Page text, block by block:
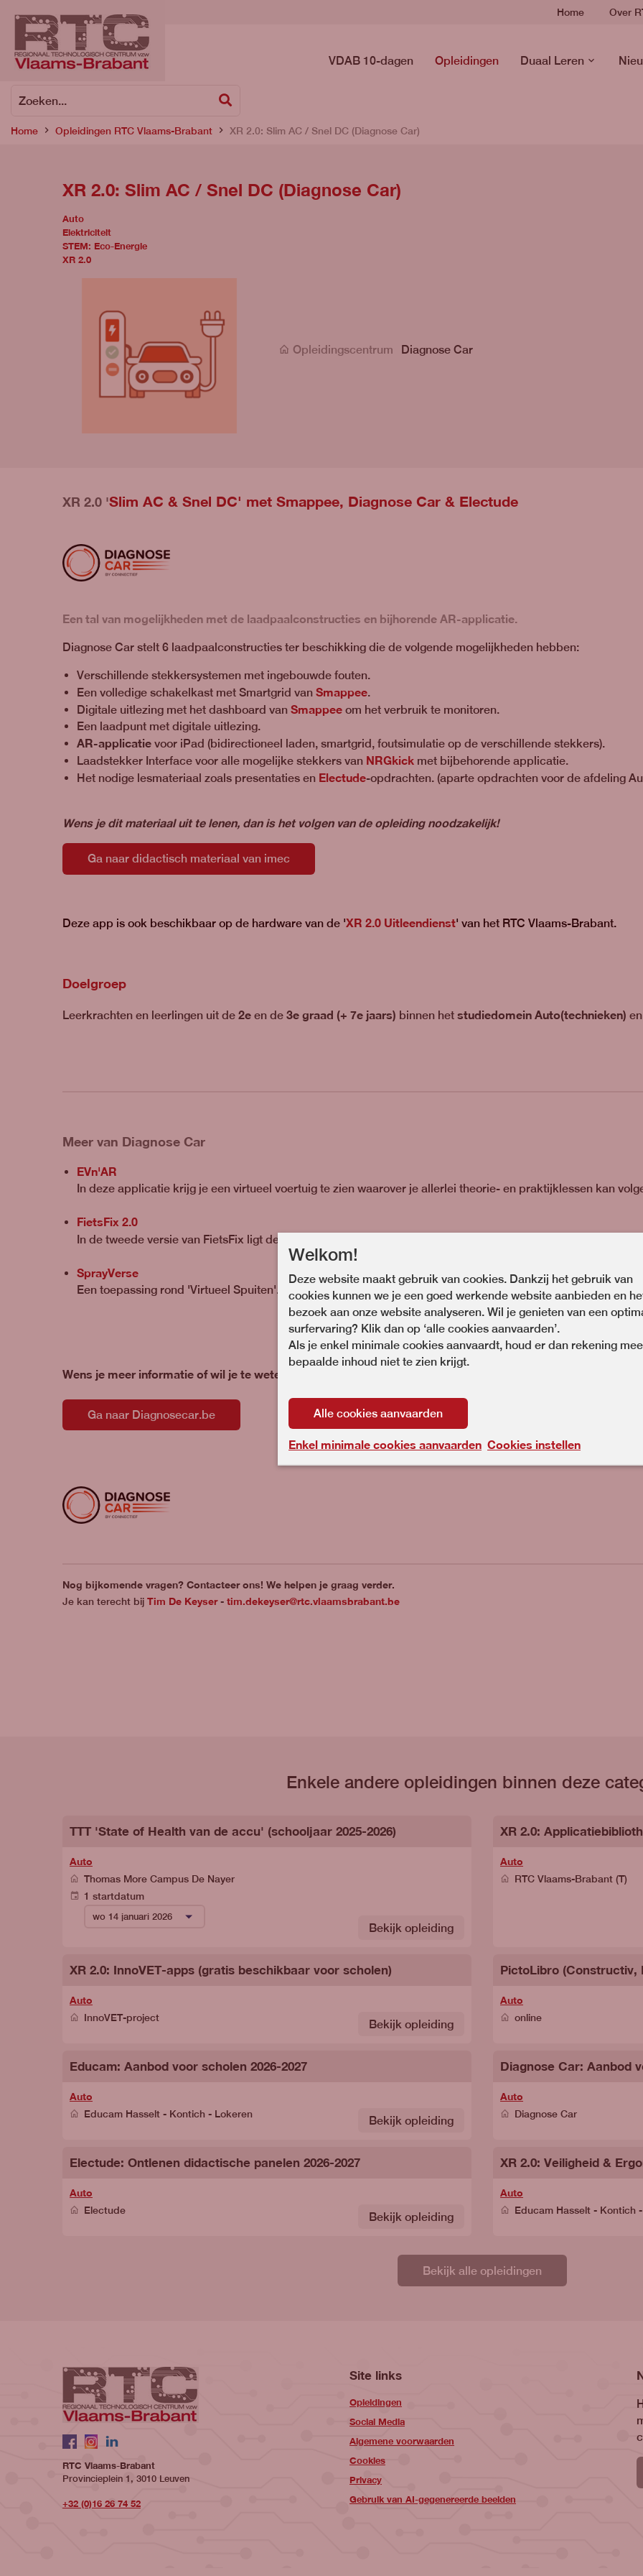
Home Over
VDAB 10-dagen Opleidingen Duaal Leren
Zoeken...
Home Opleidingen RTC Vlaams-Brabant XR 2.0: Slim AC / Snel DC (Diagnose Car)
XR 2.0: Slim AC / Snel DC (Diagnose Car)
Auto
Elektriciteit
STEM: Eco-Energie
XR 2.0
Opleidingscentrum Diagnose Car
XR 2.0 'Slim AC & Snel DC' met Smappee, Diagnose Car & Electude
Een tal van mogelijkheden met de laadpaalconstructies en bijhorende AR-applicatie.
Diagnose Car stelt 6 laadpaalconstructies ter beschikking die de volgende mogelijkheden hebben:
Verschillende stekkersystemen met ingebouwde fouten.
Een volledige schakelkast met Smartgrid van Smappee.
Digitale uitlezing met het dashboard van Smappee om het verbruik te monitoren.
Een laadpunt met digitale uitlezing.
AR-applicatie voor iPad (bidirectioneel laden, smartgrid, foutsimulatie op de verschillende stekkers).
Laadstekker Interface voor alle mogelijke stekkers van NRGkick met bijbehorende applicatie.
Het nodige lesmateriaal zoals presentaties en Electude-opdrachten. (aparte opdrachten voor de afdeling
Wens je dit materiaal uit te lenen, dan is het volgen van de opleiding noodzakelijk!
Ga naar didactisch materiaal van imec
Deze app is ook beschikbaar op de hardware van de 'XR 2.0 Uitleendienst' van het RTC Vlaams-Brabant.
Doelgroep
Leerkrachten en leerlingen uit de 2e en de 3e graad (+ 7e jaars) binnen het studiedomein Auto(technieken) en
Meer van Diagnose Car
EVn'AR
In deze applicatie krijg je een virtueel voertuig te zien waarover je allerlei theorie- en praktijklessen kan
FietsFix 2.0
In de tweede versie van FietsFix ligt de
SprayVerse
Een toepassing rond 'Virtueel Spuiten'.
Wens je meer informatie of wil je te weten komen wat Diagnose Car voor jou als school of bedrijfspartner
Ga naar Diagnosecar.be
Nog bijkomende vragen? Contacteer ons! We helpen je graag verder.
Je kan terecht bij Tim De Keyser- tim.dekeyser@rtc.vlaamsbrabant.be
Enkele andere opleidingen binnen deze
TTT 'State of Health van de accu' (schooljaar 2025-2026)
Auto
Thomas More Campus De Nayer
1 startdatum
Bekijk opleiding
XR 2.0:
Auto
RTC Vlaams-Brabant (T)
XR 2.0: InnoVET-apps (gratis beschikbaar voor scholen)
Auto
InnoVET-project Bekijk opleiding
PictoLibro (Constructiv,
Auto
online
Educam: Aanbod voor scholen 2026-2027
Auto
Educam Hasselt - Kontich - Lokeren Bekijk opleiding
Diagnose Car: Aanbod
Auto
Diagnose Car
Electude: Ontlenen didactische panelen 2026-2027
Auto
Electude Bekijk opleiding
XR 2.0: Veiligheid &
Auto
Educam Hasselt - Kontich
Bekijk alle opleidingen
Volg ons op
Facebook
Instagram
LinkedIn
RTC Vlaams-Brabant
Provincieplein 1, 3010 Leuven
+32 (0)16 26 74 52
Site links
Opleidingen
Social Media
Algemene voorwaarden
Cookies
Privacy
Gebruik van AI-gegenereerde beelden
Welkom!
Deze website maakt gebruik van cookies. Dankzij het gebruik van
cookies kunnen we je een goed werkende website aanbieden en
bezoek aan onze website analyseren. Wil je genieten van een
surfervaring? Klik dan op ‘alle cookies aanvaarden’.
Als je enkel minimale cookies aanvaardt, houd er dan rekening
bepaalde inhoud niet te zien krijgt.
Alle cookies aanvaarden
Enkel minimale cookies aanvaarden Cookies instellen